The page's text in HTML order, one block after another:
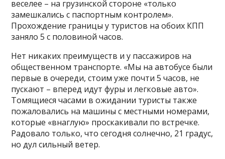
веселее – на грузинской стороне «только
замешкались с паспортным контролем».
Прохождение границы у туристов на обоих КПП
заняло 5 с половиной часов.
Нет никаких преимуществ и у пассажиров на
общественном транспорте. «Мы на автобусе были
первые в очереди, стоим уже почти 5 часов, не
пускают – вперед идут фуры и легковые авто».
Томящиеся часами в ожидании туристы также
пожаловались на машины с местными номерами,
которые «внаглую» проскакивали по встречке.
Радовало только, что сегодня солнечно, 21 градус,
но дул сильный ветер.